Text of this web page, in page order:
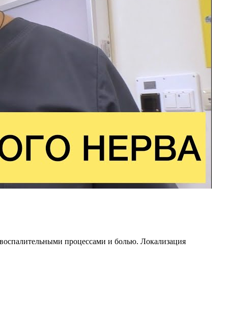
процессами и болью. Локализация